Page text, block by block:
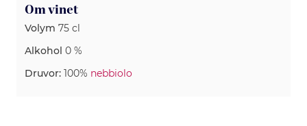
Om vinet
Volym 75 cl
Alkohol 0 %
Druvor: 100% nebbiolo